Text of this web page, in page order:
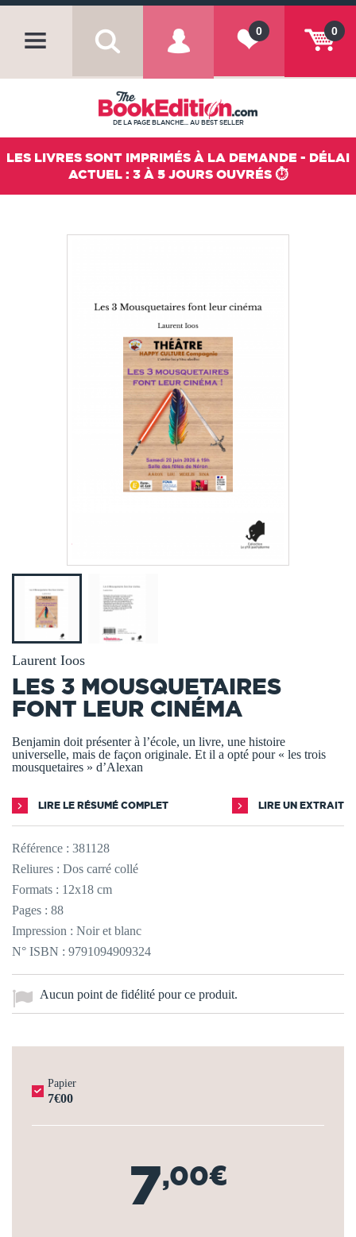
0
0
DE LA PAGE BLANCHE... AU BEST SELLER
LES LIVRES SONT IMPRIMÉS À LA DEMANDE - DÉLAI
ACTUEL : 3 À 5 JOURS OUVRÉS ⏱️
Laurent Ioos
LES 3 MOUSQUETAIRES
FONT LEUR CINÉMA
Benjamin doit présenter à l’école, un livre, une histoire
universelle, mais de façon originale. Et il a opté pour « les trois
mousquetaires » d’Alexan
LIRE LE RÉSUMÉ COMPLET LIRE UN EXTRAIT
Référence : 381128
Reliures : Dos carré collé
Formats : 12x18 cm
Pages : 88
Impression : Noir et blanc
N° ISBN : 9791094909324
Aucun point de fidélité pour ce produit.
Papier
7€00
7,00€